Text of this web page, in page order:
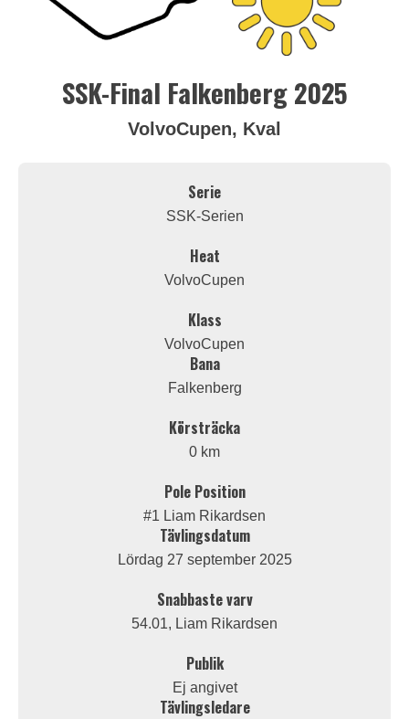
SSK-Final Falkenberg 2025
VolvoCupen, Kval
Serie
SSK-Serien
Heat
VolvoCupen
Klass
VolvoCupen
Bana
Falkenberg
Körsträcka
0 km
Pole Position
#1 Liam Rikardsen
Tävlingsdatum
Lördag 27 september 2025
Snabbaste varv
54.01, Liam Rikardsen
Publik
Ej angivet
Tävlingsledare